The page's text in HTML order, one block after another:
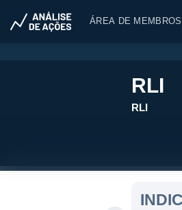
ÁREA DE MEMBROS
RLI
RLI